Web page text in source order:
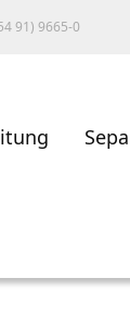
91) 9665-0